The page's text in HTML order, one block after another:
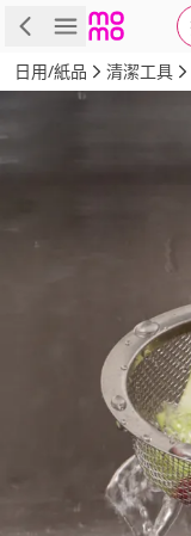
商品
日用/紙品 清潔工具